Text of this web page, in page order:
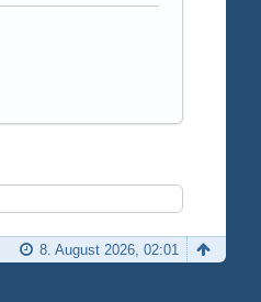
8. August 2026, 02:01